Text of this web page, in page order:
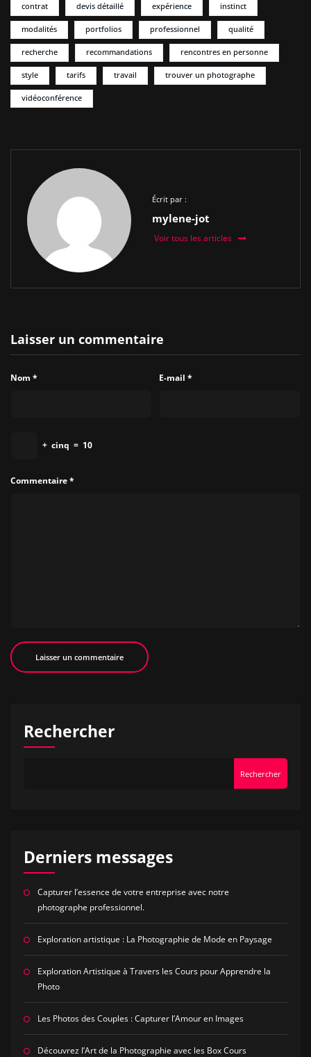
contrat devis détaillé expérience instinct
modalités portfolios professionnel qualité
recherche recommandations rencontres en personne
style tarifs travail trouver un photographe
vidéoconférence
Écrit par :
mylene-jot
Voir tous les articles
Laisser un commentaire
Nom * E-mail *
+ cinq = 10
Commentaire*
Rechercher
Rechercher
Derniers messages
Capturer l’essence de votre entreprise avec notre
photographe professionnel.
Exploration artistique : La Photographie de Mode en Paysage
Exploration Artistique à Travers les Cours pour Apprendre la
Photo
Les Photos des Couples : Capturer l’Amour en Images
Découvrez l’Art de la Photographie avec les Box Cours